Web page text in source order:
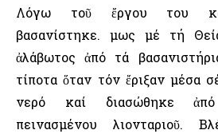
Λόγω τοῦ ἔργου του
βασανίστηκε. Ὅμως μέ τή
ἀλάβωτος ἀπό τά
τίποτα ὅταν τόν ἔριξαν μέσα
νερό καί διασώθηκε
πεινασμένου λιονταριοῦ.